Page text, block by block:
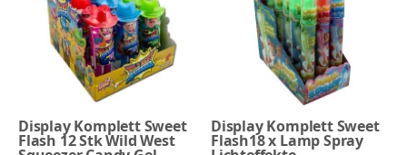
Display Komplett Sweet
Flash 12 Stk Wild West
Display Komplett Sweet
Flash18 x Lamp Spray